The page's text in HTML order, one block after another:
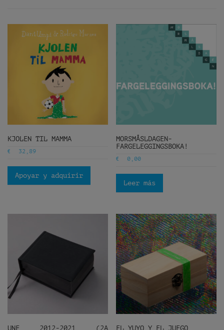
KJOLEN TIL MAMMA
€ 32,89
Apoyar y adquirir
MORSMÅSLDAGEN-
FARGELEGGINGSBOKA!
€ 0,00
Leer más
UNF 2012-2021 (2A EL YUYO Y EL JUEGO